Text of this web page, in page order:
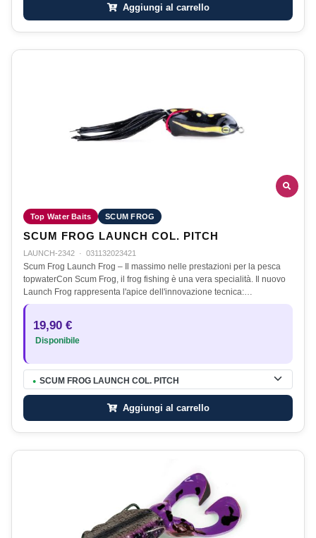
Aggiungi al carrello
Top Water Baits SCUM FROG
SCUM FROG LAUNCH COL. PITCH
LAUNCH-2342 · 031132023421
Scum Frog Launch Frog – Il massimo nelle prestazioni per la pesca
topwaterCon Scum Frog, il frog fishing è una vera specialità. Il nuovo
Launch Frog rappresenta l'apice dell'innovazione tecnica:…
19,90 €
Disponibile
● SCUM FROG LAUNCH COL. PITCH
Aggiungi al carrello